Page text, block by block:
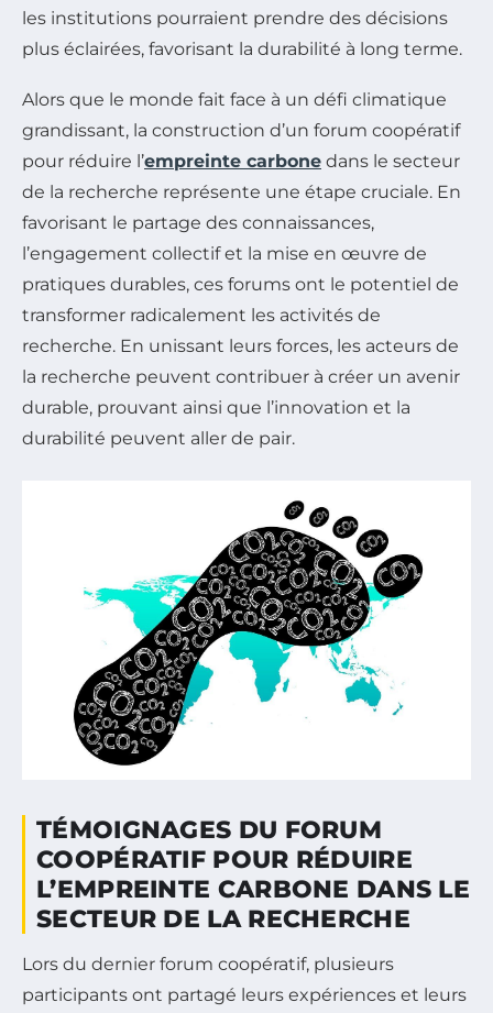
les institutions pourraient prendre des décisions
plus éclairées, favorisant la durabilité à long terme.
Alors que le monde fait face à un défi climatique
grandissant, la construction d’un forum coopératif
pour réduire l’empreinte carbone dans le secteur
de la recherche représente une étape cruciale. En
favorisant le partage des connaissances,
l’engagement collectif et la mise en œuvre de
pratiques durables, ces forums ont le potentiel de
transformer radicalement les activités de
recherche. En unissant leurs forces, les acteurs de
la recherche peuvent contribuer à créer un avenir
durable, prouvant ainsi que l’innovation et la
durabilité peuvent aller de pair.
TÉMOIGNAGES DU FORUM
COOPÉRATIF POUR RÉDUIRE
L’EMPREINTE CARBONE DANS LE
SECTEUR DE LA RECHERCHE
Lors du dernier forum coopératif, plusieurs
participants ont partagé leurs expériences et leurs